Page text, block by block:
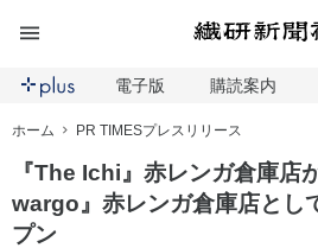
電子版 購読案内
ホーム PR TIMESプレスリリース
『The Ichi』赤レンガ倉庫店
wargo』赤レンガ倉庫店とし
プン